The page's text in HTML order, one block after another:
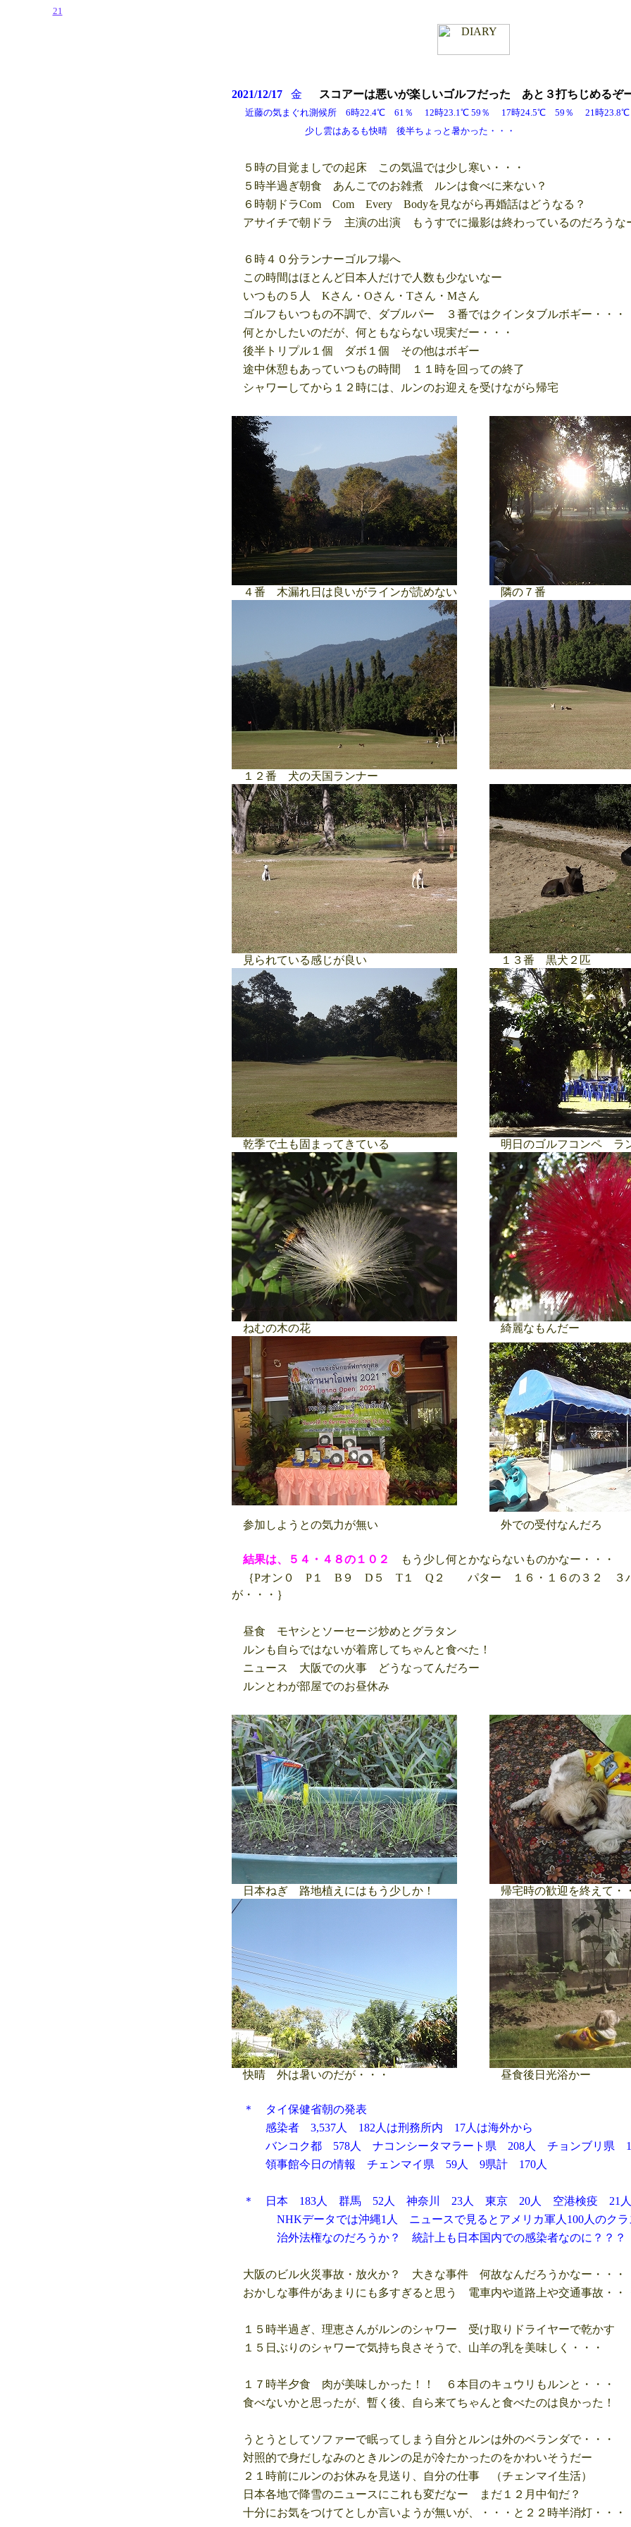
21
2021/12/17 金 スコアーは悪いが楽しいゴルフだった あと３打ちじめるぞ
近藤の気まぐれ測候所 6時22.4℃ 61％ 12時23.1℃ 59％ 17時24.5℃ 59％ 21時
少し雲はあるも快晴 後半ちょっと暑かった・・・
５時の目覚ましでの起床 この気温では少し寒い・・・
５時半過ぎ朝食 あんこでのお雑煮 ルンは食べに来ない？
６時朝ドラCom Com Every Bodyを見ながら再婚話はどうなる？
アサイチで朝ドラ 主演の出演 もうすでに撮影は終わっているのだろうな
６時４０分ランナーゴルフ場へ
この時間はほとんど日本人だけで人数も少ないなー
いつもの５人 Kさん・Oさん・Tさん・Mさん
ゴルフもいつもの不調で、ダブルパー ３番ではクインタブルボギー・・・
何とかしたいのだが、何ともならない現実だー・・・
後半トリプル１個 ダボ１個 その他はボギー
途中休憩もあっていつもの時間 １１時を回っての終了
シャワーしてから１２時には、ルンのお迎えを受けながら帰宅
４番 木漏れ日は良いがラインが読めない 隣の７番
１２番 犬の天国ランナー
見られている感じが良い １３番 黒犬２匹
乾季で土も固まってきている 明日のゴルフコンペ ラ
ねむの木の花 綺麗なもんだー
参加しようとの気力が無い 外での受付なんだろ
結果は、５４・４８の１０２
もう少し何とかならないものかなー・・・
｛Pオン０ P１ B９ D５ T１ Q２ パター １６・１６の３２ ３パ
が・・・｝
昼食 モヤシとソーセージ炒めとグラタン
ルンも自らではないが着席してちゃんと食べた！
ニュース 大阪での火事 どうなってんだろー
ルンとわが部屋でのお昼休み
日本ねぎ 路地植えにはもう少しか！ 帰宅時の歓迎を終えて・
快晴 外は暑いのだが・・・ 昼食後日光浴かー
＊ タイ保健省朝の発表
感染者 3,537人 182人は刑務所内 17人は海外から
バンコク都 578人 ナコンシータマラート県 208人 チョンブリ県
領事館今日の情報 チェンマイ県 59人 9県計 170人
＊ 日本 183人 群馬 52人 神奈川 23人 東京 20人 空港検疫 21人
NHKデータでは沖縄1人 ニュースで見るとアメリカ軍人100人のクラ
治外法権なのだろうか？ 統計上も日本国内での感染者なのに？？？
大阪のビル火災事故・放火か？ 大きな事件 何故なんだろうかなー・・・
おかしな事件があまりにも多すぎると思う 電車内や道路上や交通事故・・
１５時半過ぎ、理恵さんがルンのシャワー 受け取りドライヤーで乾かす
１５日ぶりのシャワーで気持ち良さそうで、山羊の乳を美味しく・・・
１７時半夕食 肉が美味しかった！！ ６本目のキュウリもルンと・・・
食べないかと思ったが、暫く後、自ら来てちゃんと食べたのは良かった！
うとうとしてソファーで眠ってしまう自分とルンは外のベランダで・・・
対照的で身だしなみのときルンの足が冷たかったのをかわいそうだー
２１時前にルンのお休みを見送り、自分の仕事 （チェンマイ生活）
日本各地で降雪のニュースにこれも変だなー まだ１２月中旬だ？
十分にお気をつけてとしか言いようが無いが、・・・と２２時半消灯・・・